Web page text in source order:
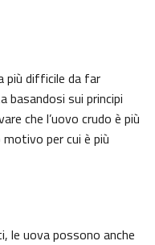
più difficile da far
basandosi sui principi
che l’uovo crudo è più
per cui è più
le uova possono anche